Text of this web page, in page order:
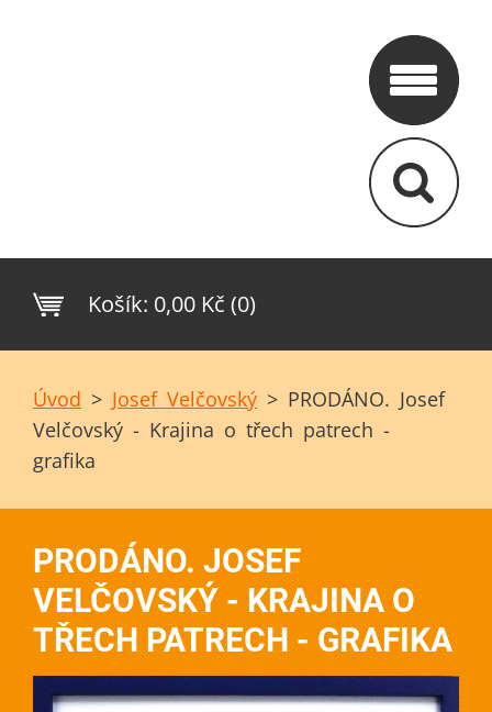
Košík: 0,00 Kč (0)
Úvod > Josef Velčovský > PRODÁNO. Josef
Velčovský - Krajina o třech patrech -
grafika
PRODÁNO. JOSEF
VELČOVSKÝ - KRAJINA O
TŘECH PATRECH - GRAFIKA